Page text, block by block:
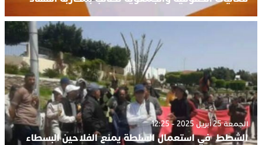
الجمعة 25 أبريل 2025 - 12:25
الشطط في استعمال السلطة يمنع الفلاحين البسطاء